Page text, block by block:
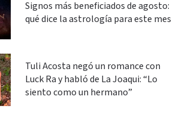
Signos más beneficiados de agosto:
qué dice la astrología para este mes
Tuli Acosta negó un romance con
Luck Ra y habló de La Joaqui: “Lo
siento como un hermano”